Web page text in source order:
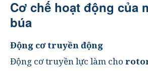
Cơ chế hoạt động của
búa
Động cơ truyền động
Động cơ truyền lực làm cho